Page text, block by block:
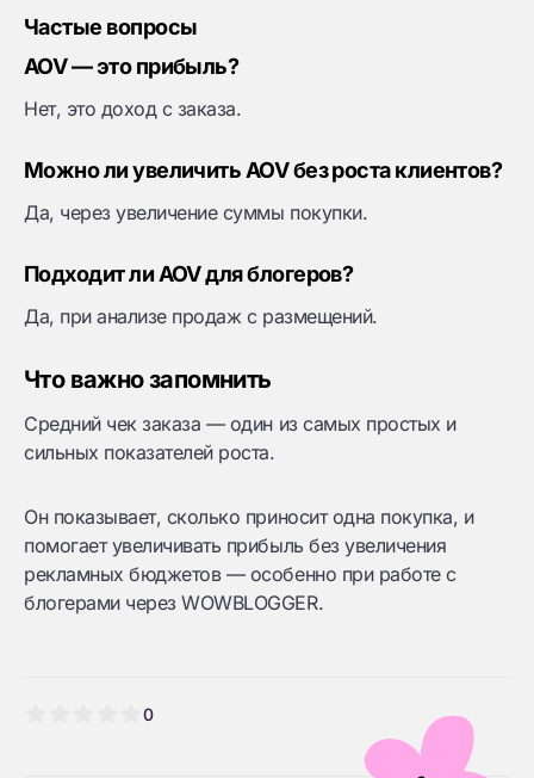
Частые вопросы
AOV — это прибыль?
Нет, это доход с заказа.
Можно ли увеличить AOV без роста клиентов?
Да, через увеличение суммы покупки.
Подходит ли AOV для блогеров?
Да, при анализе продаж с размещений.
Что важно запомнить
Средний чек заказа — один из самых простых и
сильных показателей роста.
Он показывает, сколько приносит одна покупка, и
помогает увеличивать прибыль без увеличения
рекламных бюджетов — особенно при работе с
блогерами через WOWBLOGGER.
0